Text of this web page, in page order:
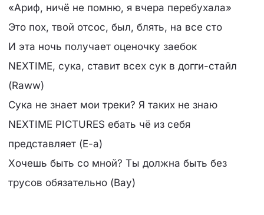
«Ариф, ничё не помню, я вчера перебухала»
Это пох, твой отсос, был, блять, на все сто
И эта ночь получает оценочку заебок
NEXTIME, сука, ставит всех сук в догги-стайл
(Raww)
Сука не знает мои треки? Я таких не знаю
NEXTIME PICTURES ебать чё из себя
представляет (Е-а)
Хочешь быть со мной? Ты должна быть без
трусов обязательно (Вау)